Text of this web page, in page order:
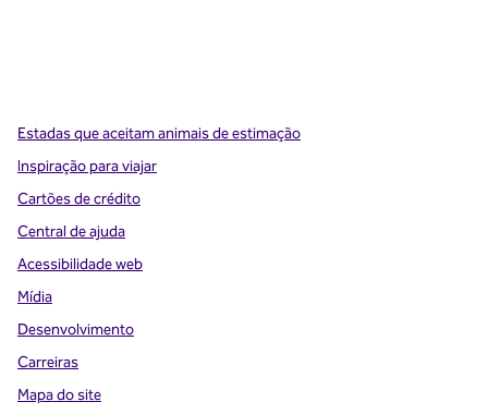
Estadas que aceitam animais de estimação
Inspiração para viajar
Cartões de crédito
Central de ajuda
Acessibilidade web
Mídia
Desenvolvimento
Carreiras
Mapa do site